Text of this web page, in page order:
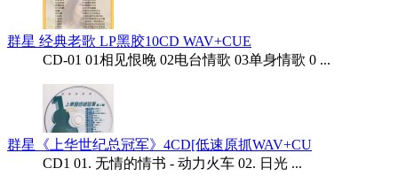
群星 经典老歌 LP黑胶10CD WAV+CUE
CD-01 01相见恨晚 02电台情歌 03单身情歌 0 ...
群星《上华世纪总冠军》4CD[低速原抓WAV+CU
CD1 01. 无情的情书 - 动力火车 02. 日光 ...